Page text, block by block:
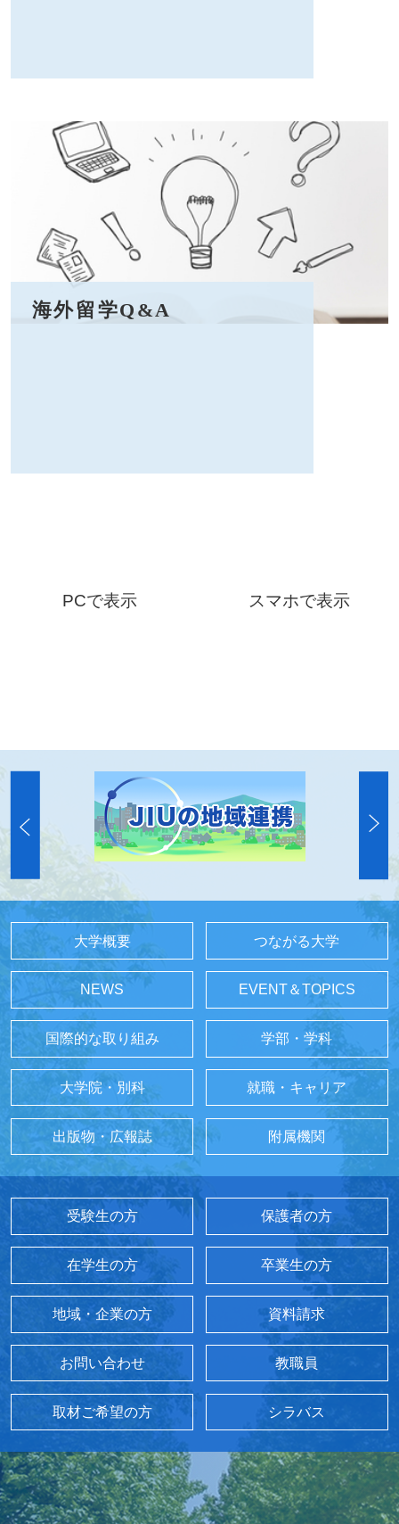
海外留学Q&A
PCで表示 スマホで表示
大学概要 つながる大学
NEWS EVENT＆TOPICS
国際的な取り組み 学部・学科
大学院・別科 就職・キャリア
出版物・広報誌 附属機関
受験生の方 保護者の方
在学生の方 卒業生の方
地域・企業の方 資料請求
お問い合わせ 教職員
取材ご希望の方 シラバス